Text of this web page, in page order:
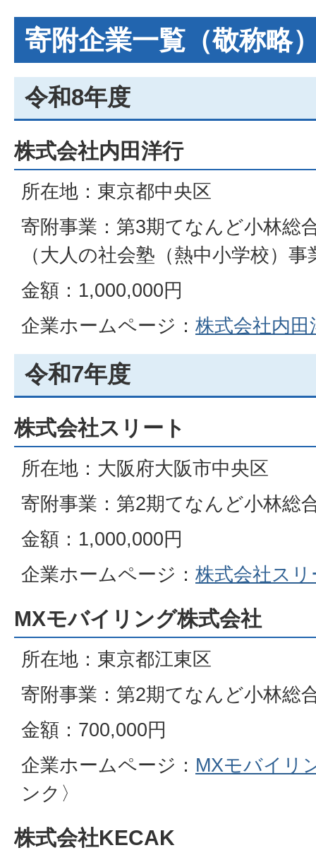
寄附企業⼀覧（敬称略
令和8年度
株式会社内田洋行
所在地：東京都中央区
寄附事業：第3期てなんど小林総
（大人の社会塾（熱中小学校）事
金額：1,000,000円
企業ホームページ： 株式会社内田
令和7年度
株式会社スリート
所在地：大阪府大阪市中央区
寄附事業：第2期てなんど小林総
金額：1,000,000円
企業ホームページ： 株式会社スリ
MXモバイリング株式会社
所在地：東京都江東区
寄附事業：第2期てなんど小林総
金額：700,000円
企業ホームページ： MXモバイリ
ンク〉
株式会社KECAK